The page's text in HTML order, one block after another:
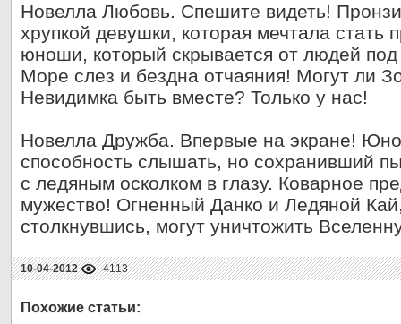
Новелла Любовь. Спешите видеть!
хрупкой девушки, которая мечтала стать
юноши, который скрывается от людей
Море слез и бездна отчаяния! Могут ли
Невидимка быть вместе? Только у нас!
Новелла Дружба. Впервые на экране!
способность слышать, но сохранивший
с ледяным осколком в глазу. Коварное
мужество! Огненный Данко и Ледяной
столкнувшись, могут уничтожить
10-04-2012 4113